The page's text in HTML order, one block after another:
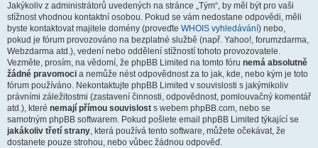
Jakýkoliv z administrátorů uvedených na stránce „Tým“, by měl být pro vaši
stížnost vhodnou kontaktní osobou. Pokud se vám nedostane odpovědi, měli
byste kontaktovat majitele domény (proveďte WHOIS vyhledávání) nebo,
pokud je fórum provozováno na bezplatné službě (např. Yahoo!, forumzdarma,
Webzdarma atd.), vedení nebo oddělení stížností tohoto provozovatele.
Vezměte, prosím, na vědomí, že phpBB Limited na tomto fóru nemá absolutně
žádné pravomoci a nemůže nést odpovědnost za to jak, kde, nebo kým je toto
fórum používáno. Nekontaktujte phpBB Limited v souvislosti s jakýmikoliv
právními záležitostmi (zastavení činnosti, odpovědnost, pomlouvačný komentář
atd.), které nemají přímou souvislost s webem phpBB.com, nebo se
samotným phpBB softwarem. Pokud pošlete email phpBB Limited týkající se
jakákoliv třetí strany, která používá tento software, můžete očekávat, že
dostanete pouze strohou, nebo vůbec žádnou odpověď.